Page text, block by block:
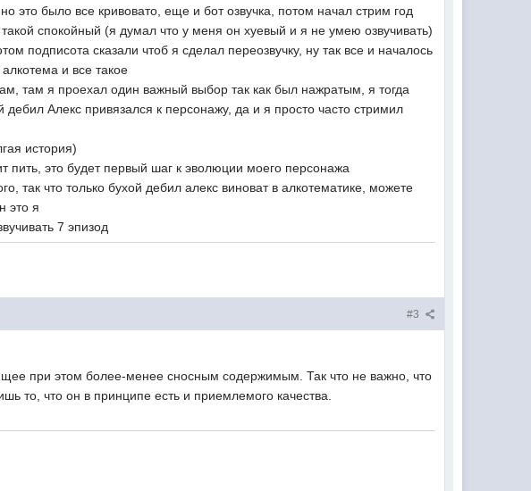
это было все кривовато, еще и бот озвучка, потом начал стрим год
спокойный (я думал что у меня он хуевый и я не умею озвучивать)
подписота сказали чтоб я сделал переозвучку, ну так все и началось
и все такое
там я проехал один важный выбор так как был нажратым, я тогда
Алекс привязался к персонажу, да и я просто часто стримил
история)
это будет первый шаг к эволюции моего персонажа
так что только бухой дебил алекс виноват в алкотематике, можете
это я
7 эпизод
#3
при этом более-менее сносным содержимым. Так что не важно, что
то, что он в принципе есть и приемлемого качества.